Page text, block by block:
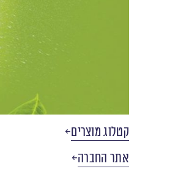
קטלוג מוצרים
אתר החברה